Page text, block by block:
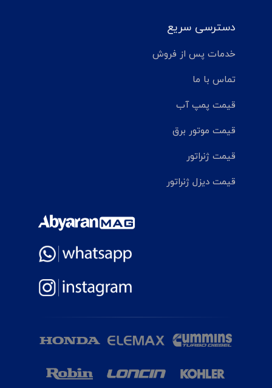
دسترسی سریع
خدمات پس از فروش
تماس با ما
قیمت پمپ آب
قیمت موتور برق
قیمت ژنراتور
قیمت دیزل ژنراتور